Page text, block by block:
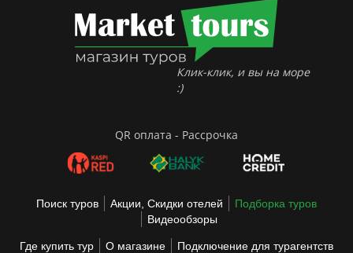
Клик-клик, и вы на море
:)
QR оплата - Рассрочка
Поиск туров Акции, Скидки отелей
Подборка туров
Видеообзоры
Где купить тур О магазине Подключение для турагентств